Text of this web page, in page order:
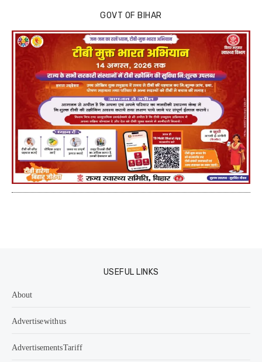
GOVT OF BIHAR
USEFUL LINKS
About
Advertise with us
Advertisements Tariff